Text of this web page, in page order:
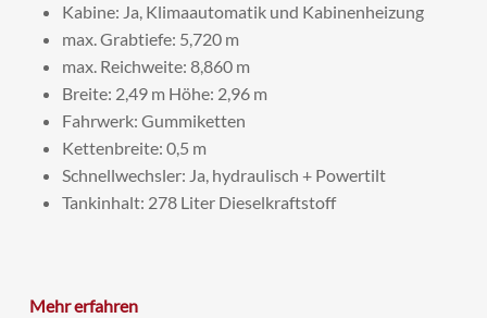
Kabine: Ja, Klimaautomatik und Kabinenheizung
max. Grabtiefe: 5,720 m
max. Reichweite: 8,860 m
Breite: 2,49 m Höhe: 2,96 m
Fahrwerk: Gummiketten
Kettenbreite: 0,5 m
Schnellwechsler: Ja, hydraulisch + Powertilt
Tankinhalt: 278 Liter Dieselkraftstoff
Mehr erfahren